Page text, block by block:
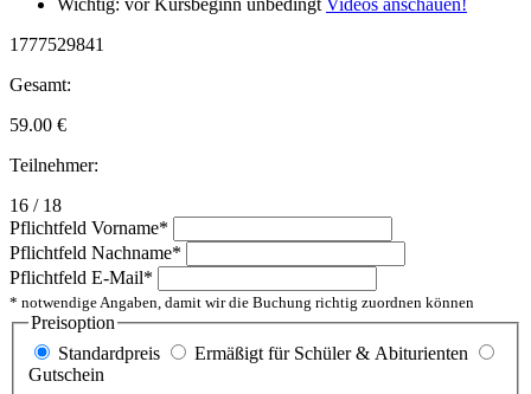
Wichtig: vor Kursbeginn unbedingt Videos anschauen!
1777529841
Gesamt:
59.00 €
Teilnehmer:
16 / 18
Pflichtfeld Vorname*
Pflichtfeld Nachname*
Pflichtfeld E-Mail*
* notwendige Angaben, damit wir die Buchung richtig zuordnen können
Preisoption
Standardpreis
Ermäßigt für Schüler & Abiturienten
Gutschein